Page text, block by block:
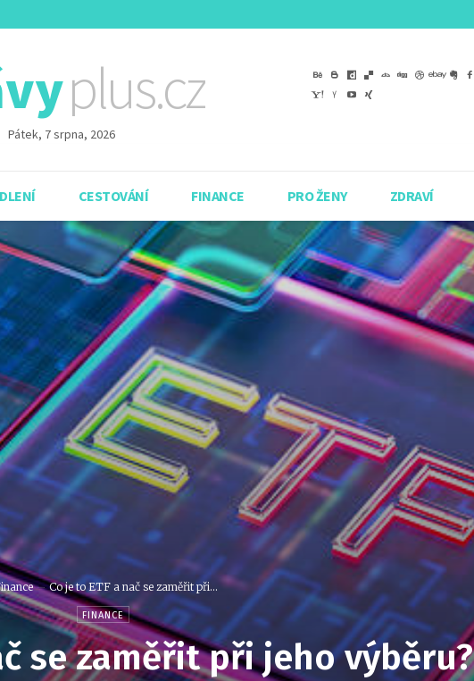
plus.cz
Pátek, 7 srpna, 2026
CESTOVÁNÍ FINANCE PRO ŽENY ZDRAVÍ
Co je to ETF a nač se zaměřit při...
FINANCE
se zaměřit při jeho výběru?